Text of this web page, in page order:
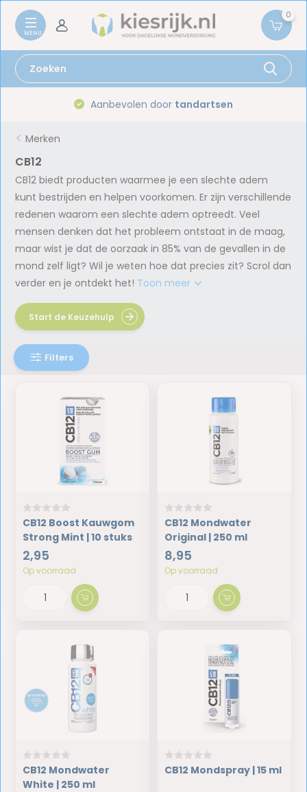
0
Aanbevolen door tandartsen
Merken
CB12
CB12 biedt producten waarmee je een slechte adem
kunt bestrijden en helpen voorkomen. Er zijn verschillende
redenen waarom een slechte adem optreedt. Veel
mensen denken dat het probleem ontstaat in de maag,
maar wist je dat de oorzaak in 85% van de gevallen in de
mond zelf ligt? Wil je weten hoe dat precies zit? Scrol dan
verder en je ontdekt het! Toon meer
Filters
Start de Keuzehulp
CB12 Boost Kauwgom
Strong Mint | 10 stuks
2,95
Op voorraad
CB12 Mondwater
Original | 250 ml
8,95
Op voorraad
CB12 Mondwater
White | 250 ml
CB12 Mondspray | 15 ml